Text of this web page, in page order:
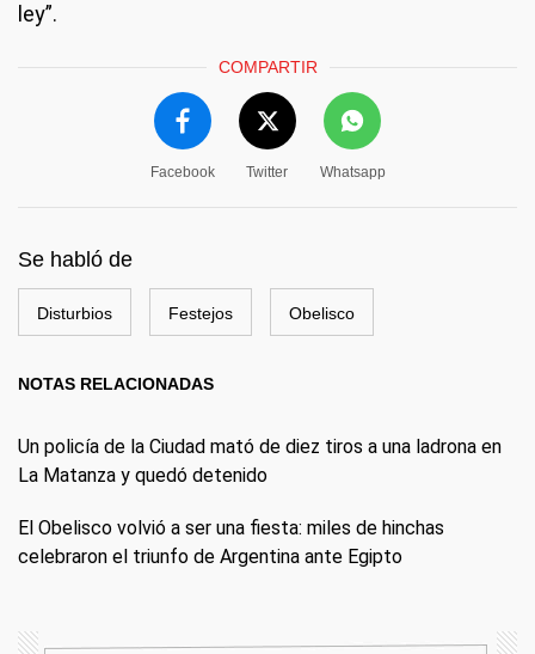
ley”.
COMPARTIR
Facebook Twitter Whatsapp
Se habló de
Disturbios Festejos Obelisco
NOTAS RELACIONADAS
Un policía de la Ciudad mató de diez tiros a una ladrona en
La Matanza y quedó detenido
El Obelisco volvió a ser una fiesta: miles de hinchas
celebraron el triunfo de Argentina ante Egipto